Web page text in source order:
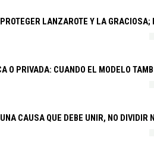
LANZAROTE Y LA
O PRIVADA: CUANDO EL MODELO
CAUSA QUE DEBE UNIR, NO DIVIDIR